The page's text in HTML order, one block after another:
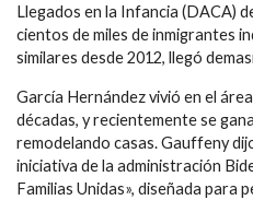
Llegados en la Infancia (DACA)
cientos de miles de inmigrantes
similares desde 2012, llegó
García Hernández vivió en el
décadas, y recientemente se
remodelando casas. Gauffeny
iniciativa de la administración
Familias Unidas», diseñada para